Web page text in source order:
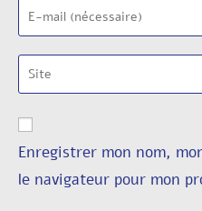
Enregistrer mon nom,
le navigateur pour mon